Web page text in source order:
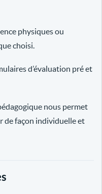
physiques ou
choisi.
d’évaluation pré et
nous permet
de façon individuelle et